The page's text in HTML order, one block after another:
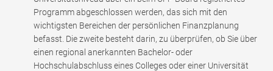
Programm abgeschlossen werden, das sich mit den
wichtigsten Bereichen der persönlichen Finanzplanung
befasst. Die zweite besteht darin, zu überprüfen, ob Sie über
einen regional anerkannten Bachelor- oder
Hochschulabschluss eines Colleges oder einer Universität